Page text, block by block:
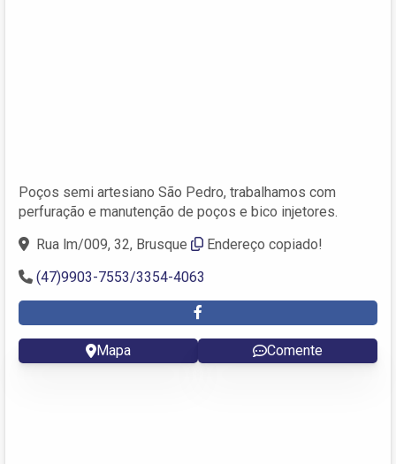
Poços semi artesiano São Pedro, trabalhamos com
perfuração e manutenção de poços e bico injetores.
Rua lm/009, 32, Brusque
Endereço copiado!
(47)9903-7553/3354-4063
Mapa Comente